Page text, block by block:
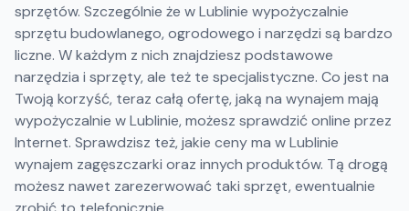
sprzętów. Szczególnie że w Lublinie wypożyczalnie
sprzętu budowlanego, ogrodowego i narzędzi są bardzo
liczne. W każdym z nich znajdziesz podstawowe
narzędzia i sprzęty, ale też te specjalistyczne. Co jest na
Twoją korzyść, teraz całą ofertę, jaką na wynajem mają
wypożyczalnie w Lublinie, możesz sprawdzić online przez
Internet. Sprawdzisz też, jakie ceny ma w Lublinie
wynajem zagęszczarki oraz innych produktów. Tą drogą
możesz nawet zarezerwować taki sprzęt, ewentualnie